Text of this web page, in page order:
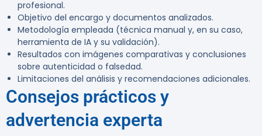
profesional.
Objetivo del encargo y documentos analizados.
Metodología empleada (técnica manual y, en su caso,
herramienta de IA y su validación).
Resultados con imágenes comparativas y conclusiones
sobre autenticidad o falsedad.
Limitaciones del análisis y recomendaciones adicionales.
Consejos prácticos y
advertencia experta